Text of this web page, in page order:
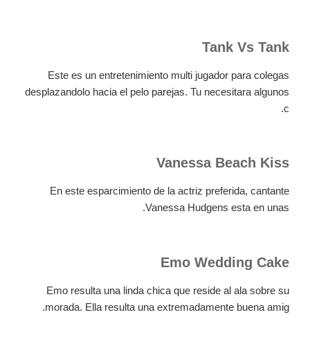
Tank Vs Tank
Este es un entretenimiento multi jugador para colegas
desplazandolo hacia el pelo parejas. Tu necesitara algunos
c.
Vanessa Beach Kiss
En este esparcimiento de la actriz preferida, cantante
Vanessa Hudgens esta en unas.
Emo Wedding Cake
Emo resulta una linda chica que reside al ala sobre su
morada. Ella resulta una extremadamente buena amig.